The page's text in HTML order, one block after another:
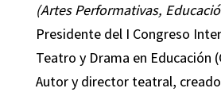
(Artes Performativas,
Presidente del I Congreso
Teatro y Drama en Educación
Autor y director teatral,